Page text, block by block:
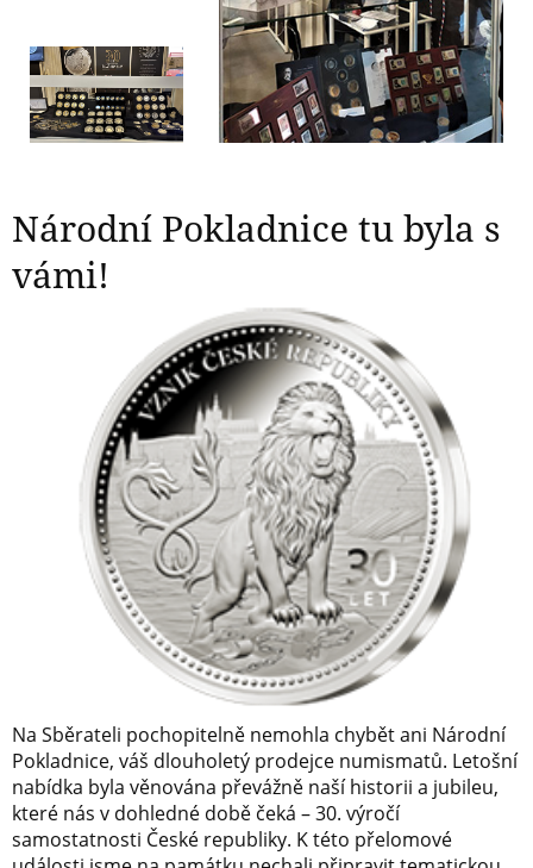
Národní Pokladnice tu byla s
vámi!
Na Sběrateli pochopitelně nemohla chybět ani Národní
Pokladnice, váš dlouholetý prodejce numismatů. Letošní
nabídka byla věnována převážně naší historii a jubileu,
které nás v dohledné době čeká – 30. výročí
samostatnosti České republiky. K této přelomové